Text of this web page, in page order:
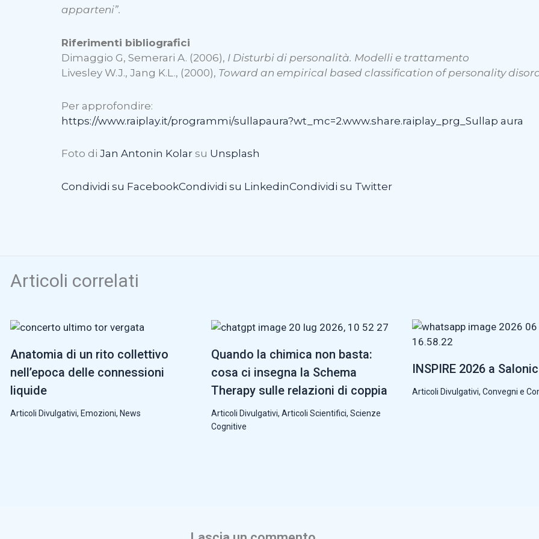
apparteni”.
Riferimenti bibliografici
Dimaggio G, Semerari A. (2006), I Disturbi di personalità. Modelli e trattamento
Livesley W.J., Jang K.L., (2000), Toward an empirical based classification of personality
Per approfondire:
https://www.raiplay.it/programmi/sullapaura?wt_mc=2.www.share.raiplay_prg_Sullap aura
Foto di Jan Antonin Kolar su Unsplash
Condividi su FacebookCondividi su LinkedinCondividi su Twitter
Articoli correlati
Anatomia di un rito collettivo
nell’epoca delle connessioni
liquide
Articoli Divulgativi, Emozioni, News
Quando la chimica non basta:
cosa ci insegna la Schema
Therapy sulle relazioni di coppia
Articoli Divulgativi, Articoli Scientifici, Scienze
Cognitive
INSPIRE 2026 a
Articoli Divulgativi, Convegni e